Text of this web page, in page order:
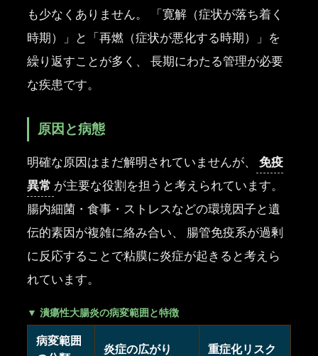
も少なくありません。 「寛解（症状が落ち着く
時期）」と「再燃（症状が悪化する時期）」を
繰り返すことが多く、 長期にわたる管理が必要
な疾患です。
原因と病態
明確な原因はまだ解明されていませんが、
免疫
異常 が主要な役割を担うと考えられています。
腸内細菌・食事・ストレスなどの環境因子と遺
伝的素因が複雑に絡み合い、 腸管免疫系が過剰
に反応することで粘膜に炎症が起きると考えら
れています。
▼ 潰瘍性大腸炎の病変範囲と特徴
病変範囲
炎症の広がり 重症化リスク